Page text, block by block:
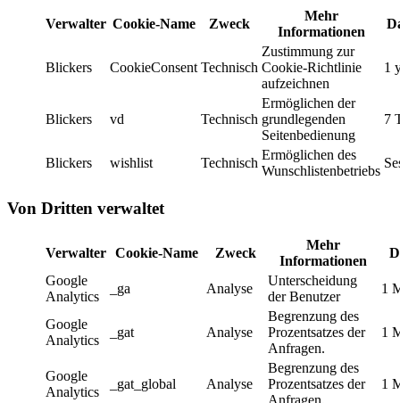
Verwalter Cookie-Name Zweck
Mehr
Informationen
Blickers CookieConsent Technisch
Zustimmung zur
Cookie-Richtlinie
aufzeichnen
1
Blickers vd Technisch
Ermöglichen der
grundlegenden
Seitenbedienung
7
Blickers wishlist Technisch
Ermöglichen des
Wunschlistenbetriebs
Von Dritten verwaltet
Verwalter Cookie-Name Zweck
Mehr
Informationen
Google
Analytics
_ga Analyse
Unterscheidung
der Benutzer
1
Google
Analytics
_gat Analyse
Begrenzung des
Prozentsatzes der
Anfragen.
1
Google
Analytics
_gat_global Analyse
Begrenzung des
Prozentsatzes der
1